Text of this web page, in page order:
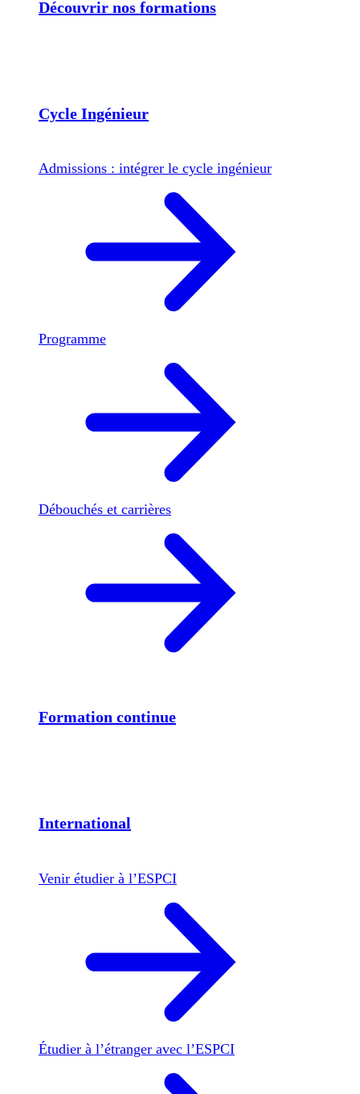
Découvrir nos formations
Cycle Ingénieur
Admissions : intégrer le cycle ingénieur
Programme
Débouchés et carrières
Formation continue
International
Venir étudier à l’ESPCI
Étudier à l’étranger avec l’ESPCI